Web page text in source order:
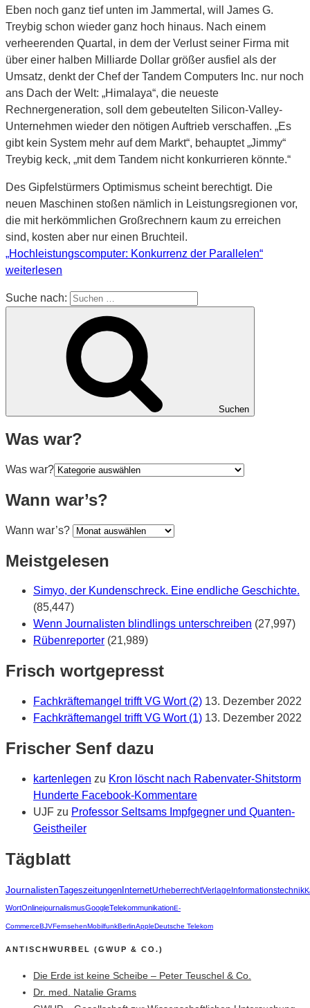
Eben noch ganz tief unten im Jammertal, will James G.
Treybig schon wieder ganz hoch hinaus. Nach einem
verheerenden Quartal, in dem der Verlust seiner Firma mit
über einer halben Milliarde Dollar größer ausfiel als der
Umsatz, denkt der Chef der Tandem Computers Inc. nur noch
ans Dach der Welt: „Himalaya“, die neueste
Rechnergeneration, soll dem gebeutelten Silicon-Valley-
Unternehmen wieder den nötigen Auftrieb verschaffen. „Es
gibt kein System mehr auf dem Markt“, behauptet „Jimmy“
Treybig keck, „mit dem Tandem nicht konkurrieren könnte.“
Des Gipfelstürmers Optimismus scheint berechtigt. Die
neuen Maschinen stoßen nämlich in Leistungsregionen vor,
die mit herkömmlichen Großrechnern kaum zu erreichen
sind, kosten aber nur einen Bruchteil.
„Hochleistungscomputer: Konkurrenz der Parallelen“
weiterlesen
Suche nach:
Suchen
Was war?
Was war?
Wann war’s?
Wann war’s?
Meistgelesen
Simyo, der Kundenschreck. Eine endliche Geschichte.
(85,447)
Wenn Journalisten blindlings unterschreiben (27,997)
Rübenreporter (21,989)
Frisch wortgepresst
Fachkräftemangel trifft VG Wort (2) 13. Dezember 2022
Fachkräftemangel trifft VG Wort (1) 13. Dezember 2022
Frischer Senf dazu
kartenlegen zu Kron löscht nach Rabenvater-Shitstorm
Hunderte Facebook-Kommentare
UJF zu Professor Seltsams Impfgegner und Quanten-
Geistheiler
Tägblatt
JournalistenTageszeitungen InternetUrheberrechtVerlageInformationstechnik
WortOnlinejournalismusGoogleTelekommunikationE-
CommerceBJVFernsehenMobilfunkBerlinAppleDeutsche Telekom
ANTISCHWURBEL (GWUP & CO.)
Die Erde ist keine Scheibe – Peter Teuschel & Co.
Dr. med. Natalie Grams